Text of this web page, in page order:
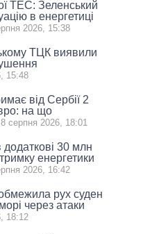
ТЕС: Зеленський
в енергетиці
2026, 15:38
ТЦК виявили
15:48
від Сербії 2
на що
8 серпня 2026, 18:01
30 млн
енергетики
2026, 16:42
рух суден
через атаки
18:12